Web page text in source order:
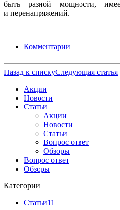
быть разной мощности,
и перенапряжений.
Комментарии
Назад к спискуСледующая статья
Акции
Новости
Статьи
Акции
Новости
Статьи
Вопрос ответ
Обзоры
Вопрос ответ
Обзоры
Категории
Статьи11